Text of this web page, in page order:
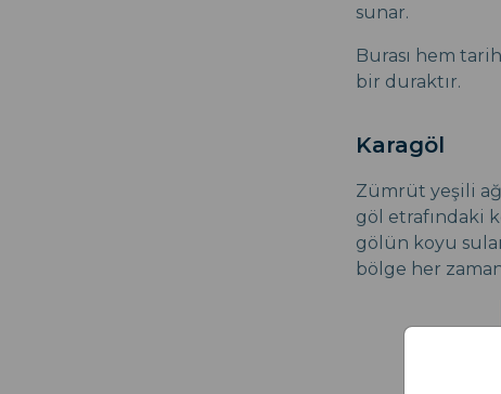
sunar.
Burası hem
bir duraktır.
Karagöl
Zümrüt yeşili
göl etrafındaki
gölün koyu
bölge her